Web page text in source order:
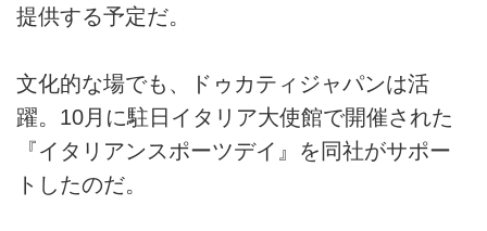
提供する予定だ。
文化的な場でも、ドゥカティジャパンは活
躍。10月に駐日イタリア大使館で開催された
『イタリアンスポーツデイ』を同社がサポー
トしたのだ。